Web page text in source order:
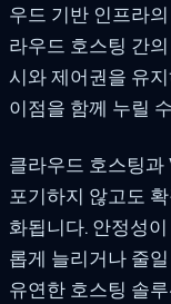
우드 기반 인프라
라우드 호스팅 간
시와 제어권을 유
이점을 함께 누릴
클라우드 호스팅과
포기하지 않고도
화됩니다. 안정성
롭게 늘리거나 줄
유연한 호스팅 솔